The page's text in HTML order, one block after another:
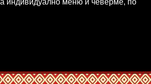
индивидуално меню и чеверме, по